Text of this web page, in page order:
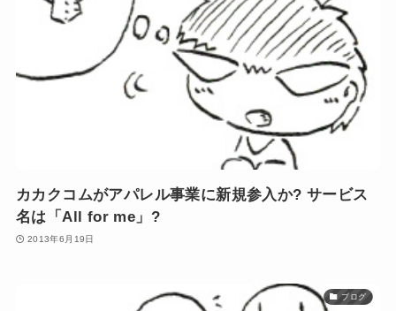
カカクコムがアパレル事業に新規参入か? サービス
名は「All for me」?
2013年6月19日
ブログ